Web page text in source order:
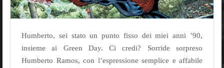
Humberto, sei stato un punto fisso dei miei anni ’90,
insieme ai Green Day. Ci credi? Sorride sorpreso
Humberto Ramos, con l’espressione semplice e affabile